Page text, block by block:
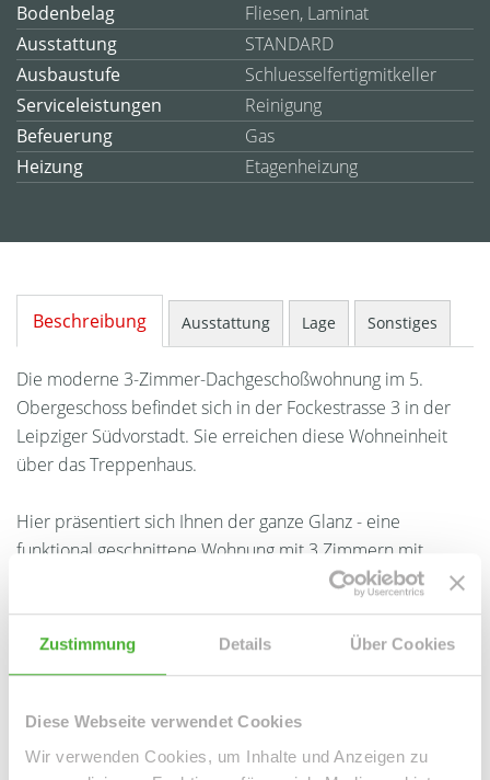
Zustimmung Details Über Cookies
Diese Webseite verwendet Cookies
Wir verwenden Cookies, um Inhalte und Anzeigen zu
Bodenbelag
Fliesen, Laminat
Ausstattung
STANDARD
Ausbaustufe
Schluesselfertigmitkeller
Serviceleistungen
Reinigung
Befeuerung
Gas
Heizung
Etagenheizung
Beschreibung Ausstattung Lage Sonstiges
Die moderne 3-Zimmer-Dachgeschoßwohnung im 5.
Obergeschoss befindet sich in der Fockestrasse 3 in der
Leipziger Südvorstadt. Sie erreichen diese Wohneinheit
über das Treppenhaus.
Hier präsentiert sich Ihnen der ganze Glanz - eine
funktional geschnittene Wohnung mit 3 Zimmern mit
Laminat, einem großem Wohlfühlbad mit Wanne und WC,
erreicht man die Südvorstadt in schönstem Glanz und ist
Das Tageslichtbad -Bad ist mit einer Badewanne sowie